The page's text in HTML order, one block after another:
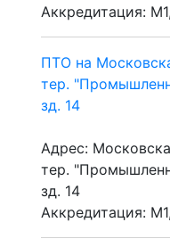
Аккредитация:
ПТО на
тер.
зд. 14
Адрес:
тер.
зд. 14
Аккредитация: